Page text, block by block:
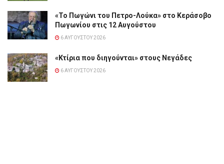
«Το Πωγώνι του Πετρο-Λούκα» στο Κεράσοβο
Πωγωνίου στις 12 Αυγούστου
6 ΑΥΓΟΎΣΤΟΥ 2026
«Κτίρια που διηγούνται» στους Νεγάδες
6 ΑΥΓΟΎΣΤΟΥ 2026